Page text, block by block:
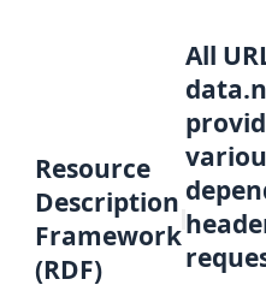
Resource
Description
Framework
(RDF)
All